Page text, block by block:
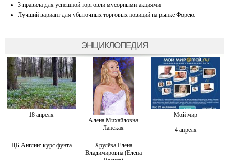
3 правила для успешной торговли мусорными акциями
Лучший вариант для убыточных торговых позиций на рынке Форекс
ЭНЦИКЛОПЕДИЯ
18 апреля
Алена Михайловна
Ланская
Мой мир
4 апреля
ЦБ Англии: курс фунта
Хрулёва Елена
Владимировна (Елена